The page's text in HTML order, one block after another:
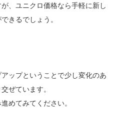
、ユニクロ価格なら手軽に新し
きるでしょう。
ップということで少し変化のあ
ぜています。
めてみてください。